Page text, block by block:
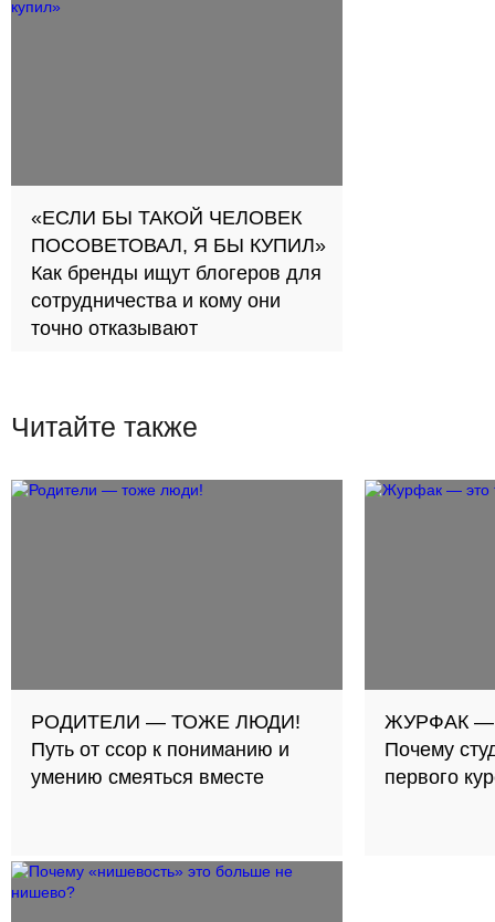
«ЕСЛИ БЫ ТАКОЙ ЧЕЛОВЕК
ПОСОВЕТОВАЛ, Я БЫ КУПИЛ»
Как бренды ищут блогеров для
сотрудничества и кому они
точно отказывают
Читайте также
РОДИТЕЛИ — ТОЖЕ ЛЮДИ!
Путь от ссор к пониманию и
умению смеяться вместе
ЖУРФАК —
Почему
первого